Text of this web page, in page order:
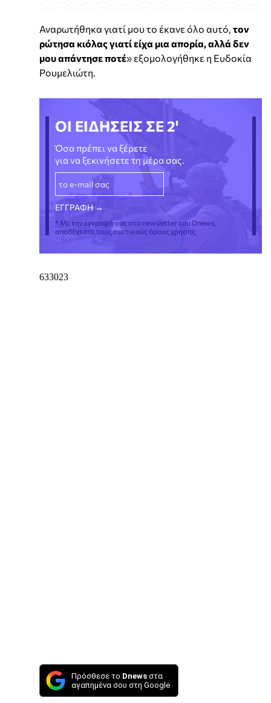
Αναρωτήθηκα γιατί μου το έκανε όλο αυτό, τον
ρώτησα κιόλας γιατί είχα μια απορία, αλλά δεν
μου απάντησε ποτέ» εξομολογήθηκε η Ευδοκία
Ρουμελιώτη.
ΟΙ ΕΙΔΗΣΕΙΣ ΣΕ 2'
Όσα πρέπει να ξέρετε
για να ξεκινήσετε τη μέρα σας.
* Με την εγγραφή σας στο newsletter του Dnews,
αποδέχεστε τους σχετικούς όρους χρήσης
Πρόσθεσε το Dnews στα
αγαπημένα σου στη Google